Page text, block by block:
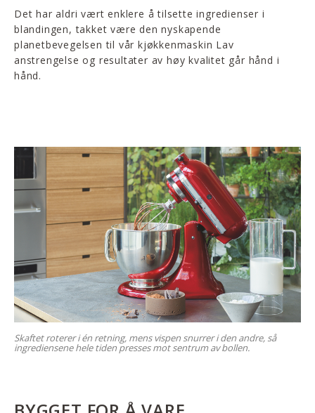
Det har aldri vært enklere å tilsette ingredienser i
blandingen, takket være den nyskapende
planetbevegelsen til vår kjøkkenmaskin Lav
anstrengelse og resultater av høy kvalitet går hånd i
hånd.
Skaftet roterer i én retning, mens vispen snurrer i den andre, så
ingrediensene hele tiden presses mot sentrum av bollen.